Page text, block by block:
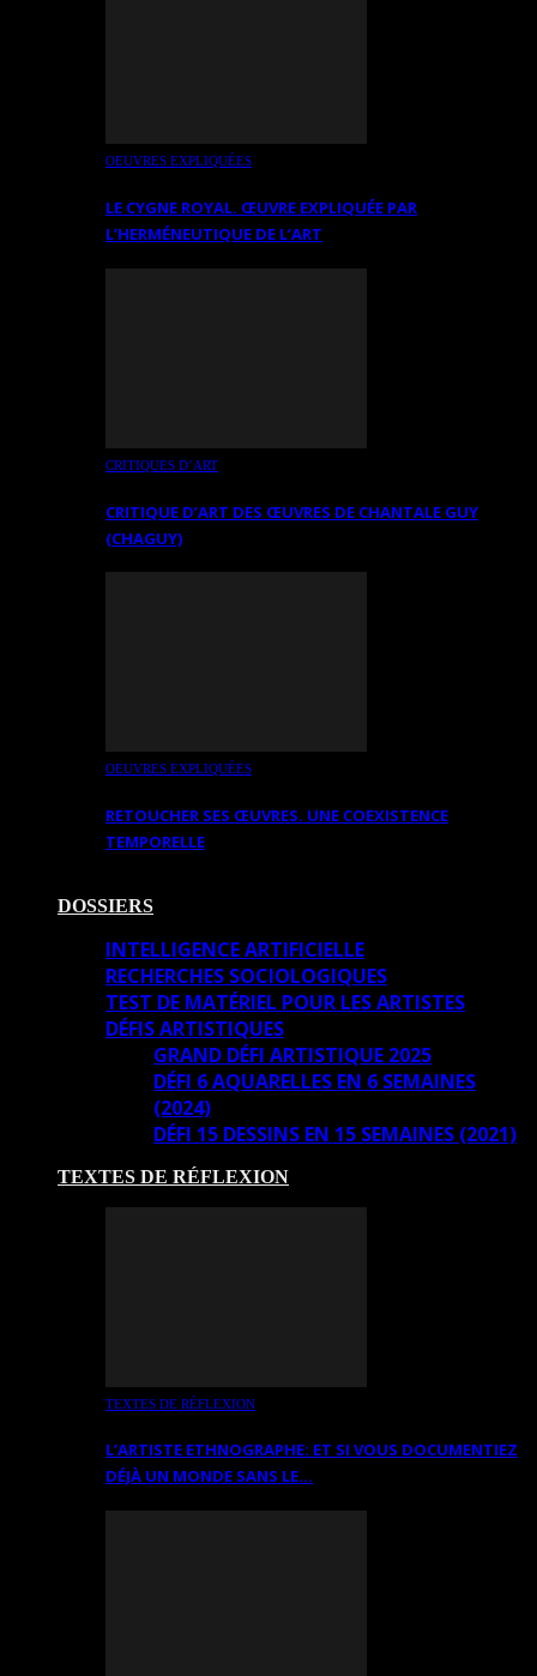
OEUVRES EXPLIQUÉES
LE CYGNE ROYAL. ŒUVRE EXPLIQUÉE PAR
L’HERMÉNEUTIQUE DE L’ART
CRITIQUES D’ART
CRITIQUE D’ART DES ŒUVRES DE CHANTALE GUY
(CHAGUY)
OEUVRES EXPLIQUÉES
RETOUCHER SES ŒUVRES. UNE COEXISTENCE
TEMPORELLE
DOSSIERS
INTELLIGENCE ARTIFICIELLE
RECHERCHES SOCIOLOGIQUES
TEST DE MATÉRIEL POUR LES ARTISTES
DÉFIS ARTISTIQUES
GRAND DÉFI ARTISTIQUE 2025
DÉFI 6 AQUARELLES EN 6 SEMAINES
(2024)
DÉFI 15 DESSINS EN 15 SEMAINES (2021)
TEXTES DE RÉFLEXION
TEXTES DE RÉFLEXION
L’ARTISTE ETHNOGRAPHE: ET SI VOUS DOCUMENTIEZ
DÉJÀ UN MONDE SANS LE…